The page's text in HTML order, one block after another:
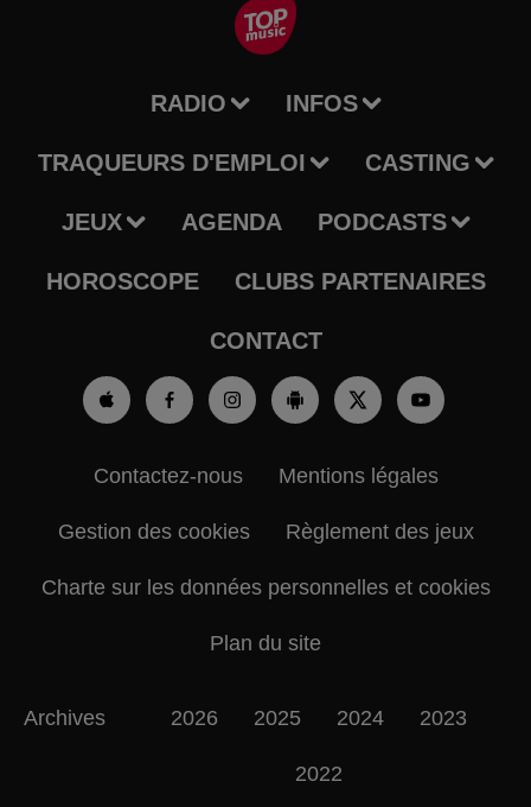
RADIO INFOS
TRAQUEURS D'EMPLOI CASTING
JEUX AGENDA PODCASTS
HOROSCOPE CLUBS PARTENAIRES
CONTACT
Contactez-nous Mentions légales
Gestion des cookies Règlement des jeux
Charte sur les données personnelles et cookies
Plan du site
Archives 2026 2025 2024 2023
2022